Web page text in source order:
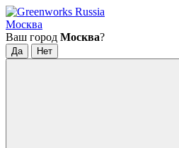
Москва
Ваш город Москва?